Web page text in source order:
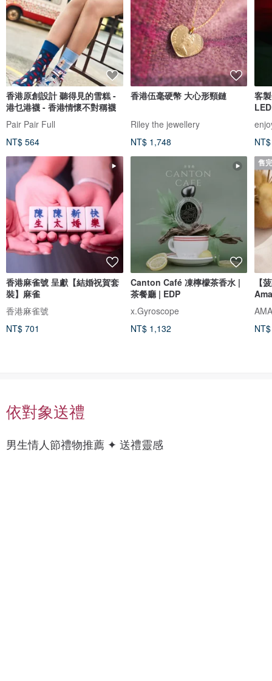
香港原創設計 聽得見的雪糕 -
港乜港襪 - 香港情懷不對稱襪
Pair Pair Full
NT$ 564
香港麻雀號 呈獻【結婚祝賀套
裝】麻雀
香港麻雀號
NT$ 701
香港伍毫硬幣 大心形頸鏈
Riley the jewellery
NT$ 1,748
Canton Café 凍檸檬茶香水 |
茶餐廳 | EDP
x.Gyroscope
NT$ 1,132
客
售
【
依對象送禮
男生情人節禮物推薦 ✦ 送禮靈感
上
科